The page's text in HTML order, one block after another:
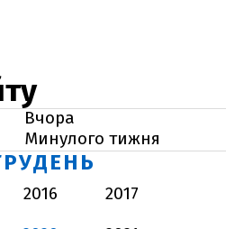
Вчора
Минулого тижня
2016
2017